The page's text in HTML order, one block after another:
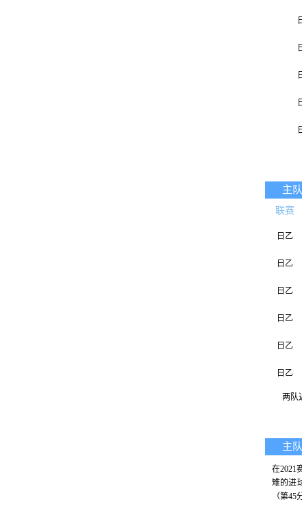
主
联赛
日乙
日乙
日乙
日乙
日乙
日乙
日乙
日乙
日乙
两队
主
在2021
雉的进
（第